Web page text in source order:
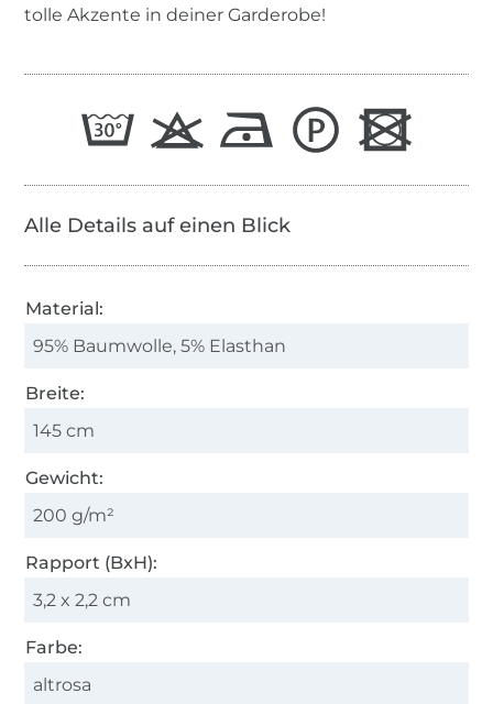
tolle Akzente in deiner Garderobe!
Alle Details auf einen Blick
Material:
95% Baumwolle, 5% Elasthan
Breite:
145 cm
Gewicht:
200 g/m²
Rapport (BxH):
3,2 x 2,2 cm
Farbe:
altrosa